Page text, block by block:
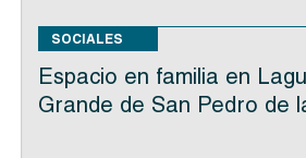
SOCIALES
Espacio en familia en
Grande de San Pedro de